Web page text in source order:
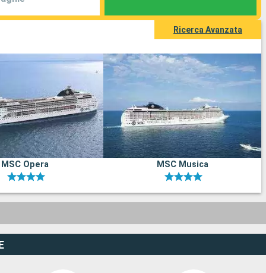
Ricerca Avanzata
MSC Opera MSC Musica